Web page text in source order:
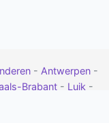
- Antwerpen -
Brabant - Luik -